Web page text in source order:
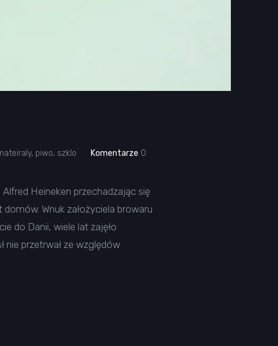
, piwo, szklo Komentarze 0
Heineken przechadzając się
Wnuk założyciela browaru
do Danii, wiele lat zajęło
nie przetrwał ze względów